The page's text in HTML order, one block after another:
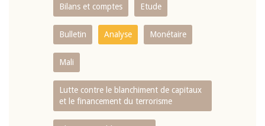
Bilans et comptes Etude
Bulletin Analyse Monétaire
Mali
Lutte contre le blanchiment de capitaux
et le financement du terrorisme